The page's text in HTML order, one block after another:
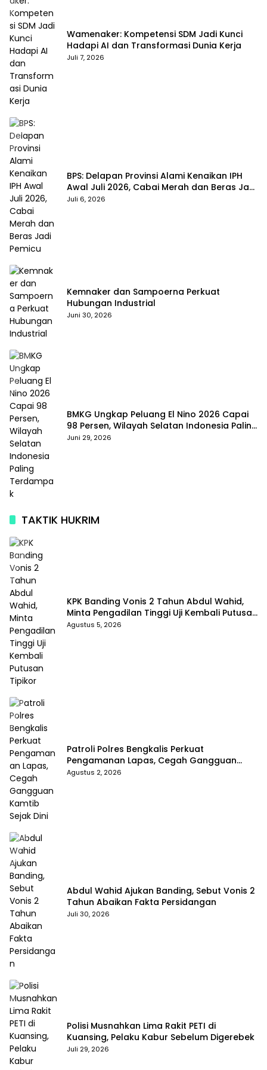
Wamenaker: Kompetensi SDM Jadi Kunci
Hadapi AI dan Transformasi Dunia Kerja
Juli 7, 2026
BPS: Delapan Provinsi Alami Kenaikan IPH
Awal Juli 2026, Cabai Merah dan Beras Jadi
Pemicu
Juli 6, 2026
Kemnaker dan Sampoerna Perkuat
Hubungan Industrial
Juni 30, 2026
BMKG Ungkap Peluang El Nino 2026 Capai
98 Persen, Wilayah Selatan Indonesia Paling
Terdampak
Juni 29, 2026
TAKTIK HUKRIM
KPK Banding Vonis 2 Tahun Abdul Wahid,
Minta Pengadilan Tinggi Uji Kembali Putusan
Tipikor
Agustus 5, 2026
Patroli Polres Bengkalis Perkuat
Pengamanan Lapas, Cegah Gangguan
Kamtib Sejak Dini
Agustus 2, 2026
Abdul Wahid Ajukan Banding, Sebut Vonis 2
Tahun Abaikan Fakta Persidangan
Juli 30, 2026
Polisi Musnahkan Lima Rakit PETI di
Kuansing, Pelaku Kabur Sebelum Digerebek
Juli 29, 2026